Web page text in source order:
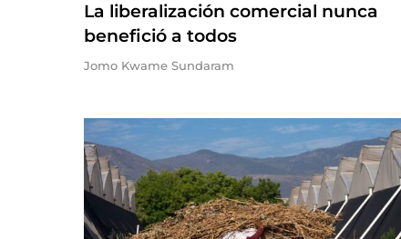
La liberalización comercial nunca
benefició a todos
Jomo Kwame Sundaram